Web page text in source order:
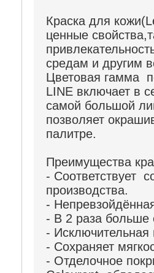
Краска для
ценные
средам и другим
Цветовая гамма
LINE включает в
самой большой
позволяет
палитре.
Преимущества
- Соответствует
производства.
-
- В 2 раза больше
- Исключительная
- Сохраняет
- Отделочное